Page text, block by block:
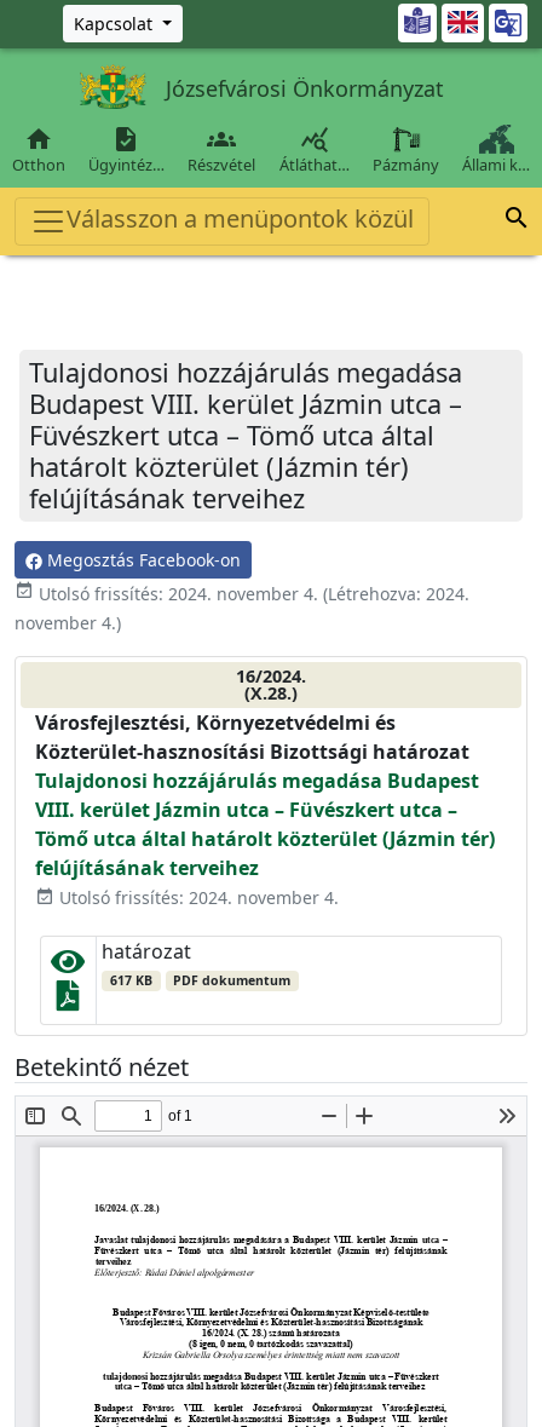
Ugrás a fő tartalomra
Kapcsolat 
Józsefvárosi Önkormányzat

Otthon

Ügyintéz…

Részvétel

Átláthat… Pázmány Állami k…
Válasszon a menüpontok közül 
Tulajdonosi hozzájárulás megadása
Budapest VIII. kerület Jázmin utca –
Füvészkert utca – Tömő utca által
határolt közterület (Jázmin tér)
felújításának terveihez
Megosztás Facebook-on
event_available Utolsó frissítés: 2024. november 4. (Létrehozva: 2024.
november 4.)
16/2024.
(X.28.)
Városfejlesztési, Környezetvédelmi és
Közterület-hasznosítási Bizottsági határozat
Tulajdonosi hozzájárulás megadása Budapest
VIII. kerület Jázmin utca – Füvészkert utca –
Tömő utca által határolt közterület (Jázmin tér)
felújításának terveihez
event_available Utolsó frissítés: 2024. november 4.
határozat
617 KB PDF dokumentum
Betekintő nézet